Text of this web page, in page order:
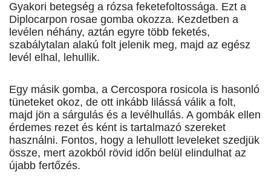
Gyakori betegség a rózsa feketefoltossága. Ezt a
Diplocarpon rosae gomba okozza. Kezdetben a
levélen néhány, aztán egyre több feketés,
szabálytalan alakú folt jelenik meg, majd az egész
levél elhal, le­hullik.
Egy másik gomba, a Cercospora rosicola is hasonló
tüneteket okoz, de ott inkább lilássá válik a folt,
majd jön a sárgulás és a levélhullás. A gombák ellen
érdemes rezet és ként is tartalmazó szereket
használni. Fontos, hogy a lehullott leveleket szedjük
össze, mert azokból rövid időn belül elindulhat az
újabb fertőzés.